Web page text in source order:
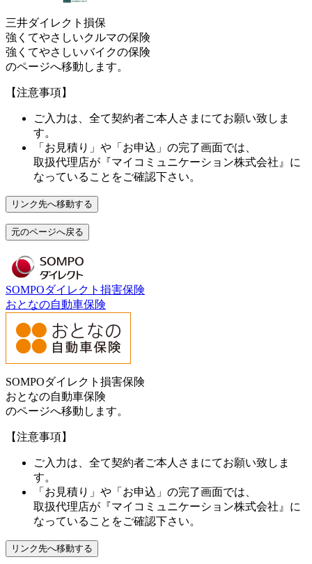
三井ダイレクト損保
強くてやさしいクルマの保険
強くてやさしいバイクの保険
のページへ移動します。
【注意事項】
ご入力は、全て契約者ご本人さまにてお願い致しま
す。
「お見積り」や「お申込」の完了画面では、
取扱代理店が 『マイコミュニケーション株式会社』 に
なっていることをご確認下さい。
リンク先へ移動する
元のページへ戻る
SOMPOダイレクト損害保険
おとなの自動車保険
SOMPOダイレクト損害保険
おとなの自動車保険
のページへ移動します。
【注意事項】
ご入力は、全て契約者ご本人さまにてお願い致しま
す。
「お見積り」や「お申込」の完了画面では、
取扱代理店が 『マイコミュニケーション株式会社』 に
なっていることをご確認下さい。
リンク先へ移動する